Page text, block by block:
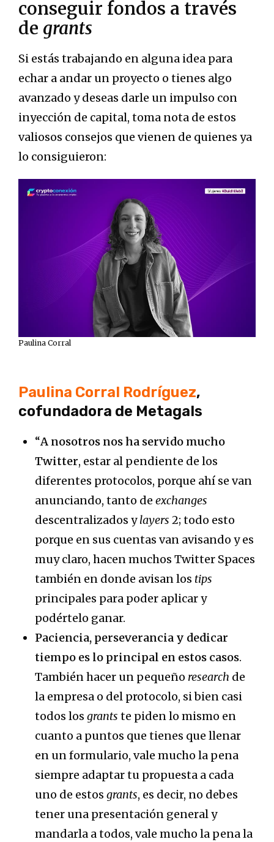
conseguir fondos a través
de grants
Si estás trabajando en alguna idea para
echar a andar un proyecto o tienes algo
avanzado y deseas darle un impulso con
inyección de capital, toma nota de estos
valiosos consejos que vienen de quienes ya
lo consiguieron:
Paulina Corral
Paulina Corral Rodríguez,
cofundadora de Metagals
“A nosotros nos ha servido mucho
Twitter, estar al pendiente de los
diferentes protocolos, porque ahí se van
anunciando, tanto de exchanges
descentralizados ylayers 2; todo esto
porque en sus cuentas van avisando y es
muy claro, hacen muchos Twitter Spaces
también en donde avisan los tips
principales para poder aplicar y
podértelo ganar.
Paciencia, perseverancia y dedicar
tiempo es lo principal en estos casos.
También hacer un pequeño research de
la empresa o del protocolo, si bien casi
todos los grants te piden lo mismo en
cuanto a puntos que tienes que llenar
en un formulario, vale mucho la pena
siempre adaptar tu propuesta a cada
uno de estos grants, es decir, no debes
tener una presentación general y
mandarla a todos, vale mucho la pena la